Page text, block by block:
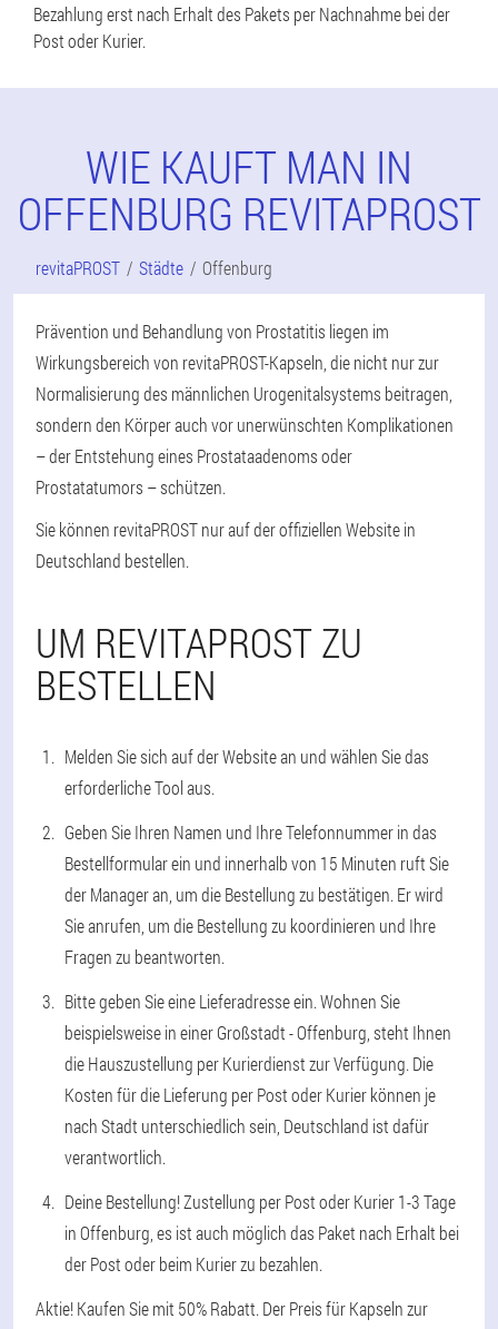
Bezahlung erst nach Erhalt des Pakets per Nachnahme bei der
Post oder Kurier.
WIE KAUFT MAN IN
OFFENBURG REVITAPROST
revitaPROST Städte Offenburg
Prävention und Behandlung von Prostatitis liegen im
Wirkungsbereich von revitaPROST-Kapseln, die nicht nur zur
Normalisierung des männlichen Urogenitalsystems beitragen,
sondern den Körper auch vor unerwünschten Komplikationen
– der Entstehung eines Prostataadenoms oder
Prostatatumors – schützen.
Sie können revitaPROST nur auf der offiziellen Website in
Deutschland bestellen.
UM REVITAPROST ZU
BESTELLEN
Melden Sie sich auf der Website an und wählen Sie das
erforderliche Tool aus.
Geben Sie Ihren Namen und Ihre Telefonnummer in das
Bestellformular ein und innerhalb von 15 Minuten ruft Sie
der Manager an, um die Bestellung zu bestätigen. Er wird
Sie anrufen, um die Bestellung zu koordinieren und Ihre
Fragen zu beantworten.
Bitte geben Sie eine Lieferadresse ein. Wohnen Sie
beispielsweise in einer Großstadt - Offenburg, steht Ihnen
die Hauszustellung per Kurierdienst zur Verfügung. Die
Kosten für die Lieferung per Post oder Kurier können je
nach Stadt unterschiedlich sein, Deutschland ist dafür
verantwortlich.
Deine Bestellung! Zustellung per Post oder Kurier 1-3 Tage
in Offenburg, es ist auch möglich das Paket nach Erhalt bei
der Post oder beim Kurier zu bezahlen.
Aktie! Kaufen Sie mit 50% Rabatt. Der Preis für Kapseln zur